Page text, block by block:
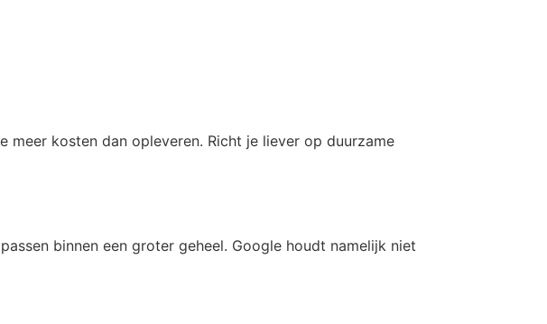
kosten dan opleveren. Richt je liever op duurzame
binnen een groter geheel. Google houdt namelijk niet